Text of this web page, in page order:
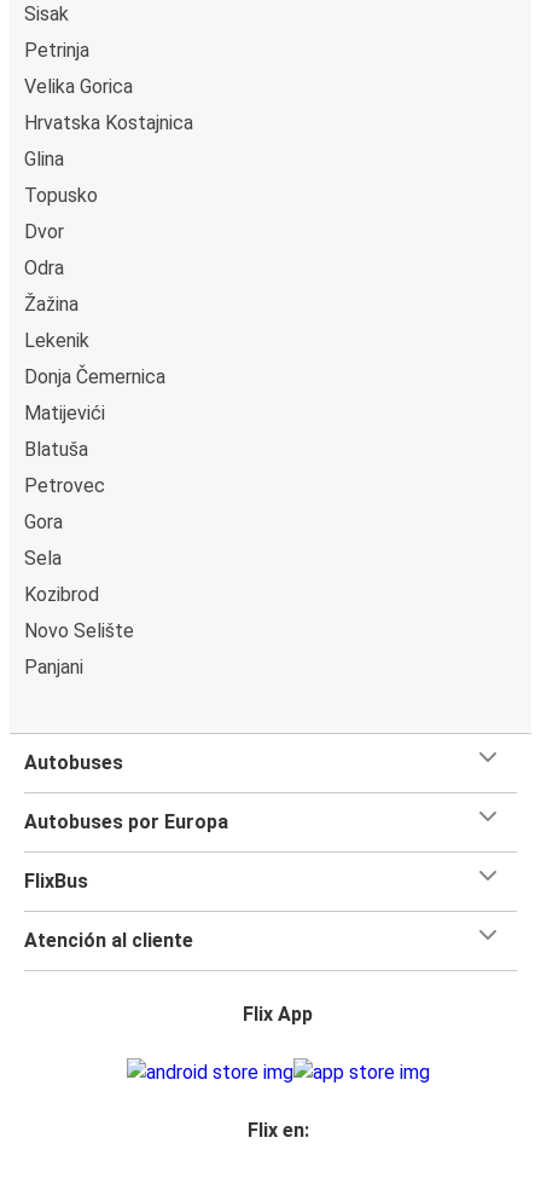
Sisak
Petrinja
Velika Gorica
Hrvatska Kostajnica
Glina
Topusko
Dvor
Odra
Žažina
Lekenik
Donja Čemernica
Matijevići
Blatuša
Petrovec
Gora
Sela
Kozibrod
Novo Selište
Panjani
Autobuses
Autobuses por Europa
FlixBus
Atención al cliente
Flix App
Flix en: